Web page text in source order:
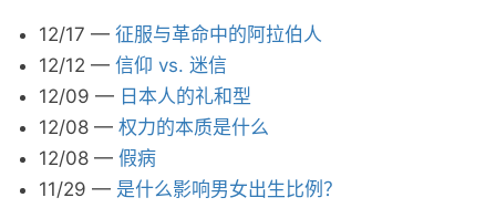
12/17 — 征服与革命中的阿拉伯人
12/12 — 信仰 vs. 迷信
12/09 — 日本人的礼和型
12/08 — 权力的本质是什么
12/08 — 假病
11/29 — 是什么影响男女出生比例？